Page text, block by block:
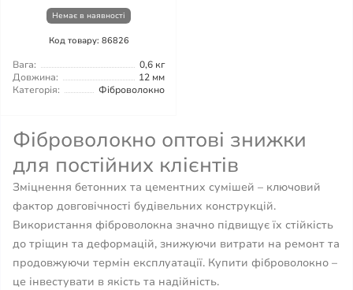
Немає в наявності
Код товару: 86826
Вага:
0,6 кг
Довжина:
12 мм
Категорія:
Фіброволокно
Фіброволокно оптові знижки
для постійних клієнтів
Зміцнення бетонних та цементних сумішей – ключовий
фактор довговічності будівельних конструкцій.
Використання фіброволокна значно підвищує їх стійкість
до тріщин та деформацій, знижуючи витрати на ремонт та
продовжуючи термін експлуатації. Купити фіброволокно –
це інвестувати в якість та надійність.